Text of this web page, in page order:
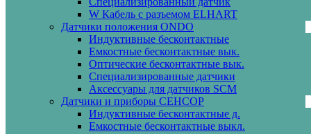
W Кабель с разъемом ELHART
Датчики положения ONDO
Индуктивные бесконтактные
Емкостные бесконтактные вык.
Оптические бесконтактные вык.
Специализированные датчики
Аксессуары для датчиков SCM
Датчики и приборы СЕНСОР
Индуктивные бесконтактные д.
Емкостные бесконтактные выкл.